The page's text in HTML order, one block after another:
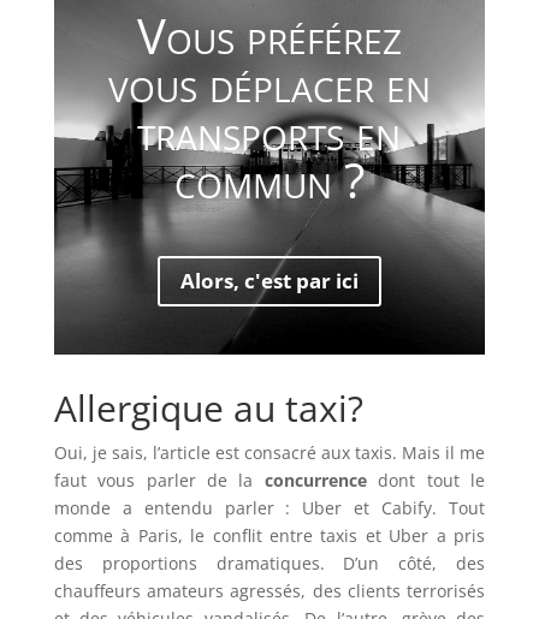
Vous préférez
vous déplacer en
transports en
commun ?
Alors, c'est par ici
Allergique au taxi?
Oui, je sais, l’article est consacré aux taxis. Mais il me
faut vous parler de la concurrencedont tout le
monde a entendu parler : Uber et Cabify. Tout
comme à Paris, le conflit entre taxis et Uber a pris
des proportions dramatiques. D’un côté, des
chauffeurs amateurs agressés, des clients terrorisés